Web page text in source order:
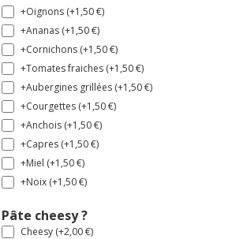
+Oignons (+1,50€)
+Ananas (+1,50€)
+Cornichons (+1,50€)
+Tomates fraiches (+1,50€)
+Aubergines grillées (+1,50€)
+Courgettes (+1,50€)
+Anchois (+1,50€)
+Capres (+1,50€)
+Miel (+1,50€)
+Noix (+1,50€)
Pâte cheesy ?
Cheesy (+2,00€)